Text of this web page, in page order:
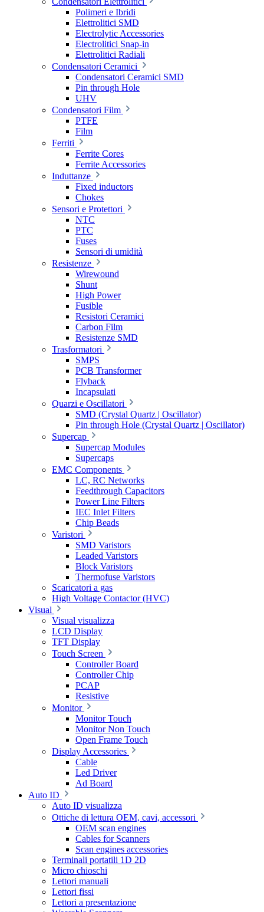
Polimeri e Ibridi
Elettrolitici SMD
Electrolytic Accessories
Electrolitici Snap-in
Elettrolitici Radiali
Condensatori Ceramici
Condensatori Ceramici SMD
Pin through Hole
UHV
Condensatori Film
PTFE
Film
Ferriti
Ferrite Cores
Ferrite Accessories
Induttanze
Fixed inductors
Chokes
Sensori e Protettori
NTC
PTC
Fuses
Sensori di umidità
Resistenze
Wirewound
Shunt
High Power
Fusible
Resistori Ceramici
Carbon Film
Resistenze SMD
Trasformatori
SMPS
PCB Transformer
Flyback
Incapsulati
Quarzi e Oscillatori
SMD (Crystal Quartz | Oscillator)
Pin through Hole (Crystal Quartz | Oscillator)
Supercap
Supercap Modules
Supercaps
EMC Components
LC, RC Networks
Feedthrough Capacitors
Power Line Filters
IEC Inlet Filters
Chip Beads
Varistori
SMD Varistors
Leaded Varistors
Block Varistors
Thermofuse Varistors
Scaricatori a gas
High Voltage Contactor (HVC)
Visual
Visual visualizza
LCD Display
TFT Display
Touch Screen
Controller Board
Controller Chip
PCAP
Resistive
Monitor
Monitor Touch
Monitor Non Touch
Open Frame Touch
Display Accessories
Cable
Led Driver
Ad Board
Auto ID
Auto ID visualizza
Ottiche di lettura OEM, cavi, accessori
OEM scan engines
Cables for Scanners
Scan engines accessories
Terminali portatili 1D 2D
Micro chioschi
Lettori manuali
Lettori fissi
Lettori a presentazione